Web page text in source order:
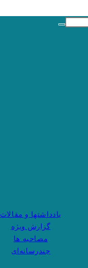
یادداشتها و مقالات
گزارش ویژه
مصاحبه ها
چندرسانه‌ای